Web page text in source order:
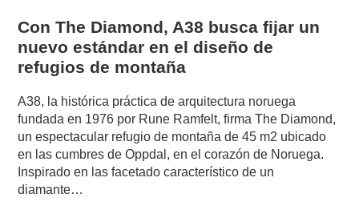
Con The Diamond, A38 busca fijar un
nuevo estándar en el diseño de
refugios de montaña
A38, la histórica práctica de arquitectura noruega
fundada en 1976 por Rune Ramfelt, firma The Diamond,
un espectacular refugio de montaña de 45 m2 ubicado
en las cumbres de Oppdal, en el corazón de Noruega.
Inspirado en las facetado característico de un
diamante…